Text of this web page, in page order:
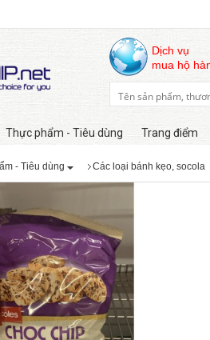
Dịch vụ
mua hộ
Thực phẩm - Tiêu dùng Trang điểm
- Tiêu dùng Các loại bánh kẹo, socola